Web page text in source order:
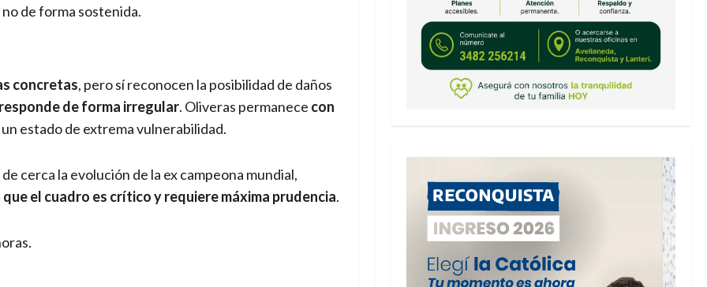
no de forma sostenida.
concretas, pero sí reconocen la posibilidad de daños
de forma irregular. Oliveras permanece con
un estado de extrema vulnerabilidad.
cerca la evolución de la ex campeona mundial,
el cuadro es crítico y requiere máxima prudencia.